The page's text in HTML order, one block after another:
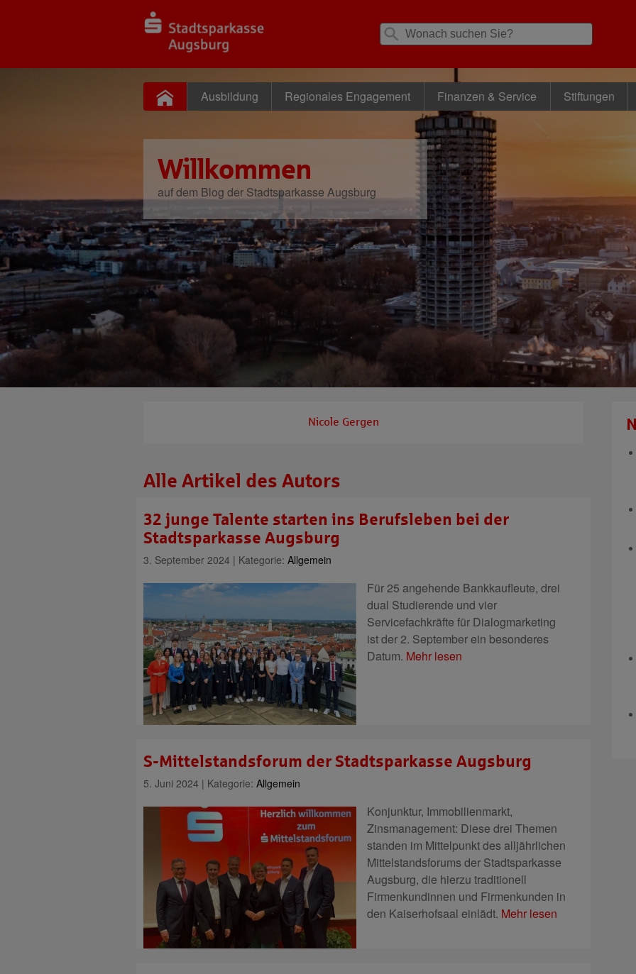
Ausbildung Regionales Engagement Finanzen & Service Stiftungen
Willkommen
auf dem Blog der Stadtsparkasse Augsburg
Nicole Gergen
Alle Artikel des Autors
32 junge Talente starten ins Berufsleben bei der
Stadtsparkasse Augsburg
3. September 2024 | Kategorie: Allgemein
Für 25 angehende Bankkaufleute, drei
dual Studierende und vier
Servicefachkräfte für Dialogmarketing
ist der 2. September ein besonderes
Datum. Mehr lesen
S-Mittelstandsforum der Stadtsparkasse Augsburg
5. Juni 2024 | Kategorie: Allgemein
Konjunktur, Immobilienmarkt,
Zinsmanagement: Diese drei Themen
standen im Mittelpunkt des alljährlichen
Mittelstandsforums der Stadtsparkasse
Augsburg, die hierzu traditionell
Firmenkundinnen und Firmenkunden in
den Kaiserhofsaal einlädt. Mehr lesen